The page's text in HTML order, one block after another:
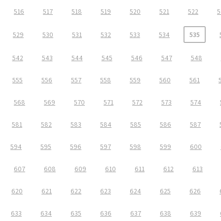
516 517 518 519 520 521 522
529 530 531 532 533 534 535
542 543 544 545 546 547 548
555 556 557 558 559 560 561
568 569 570 571 572 573 574
581 582 583 584 585 586 587
594 595 596 597 598 599 600
607 608 609 610 611 612 613
620 621 622 623 624 625 626
633 634 635 636 637 638 639